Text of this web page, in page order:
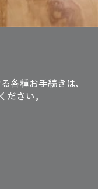
各種お手続きは、
ださい。